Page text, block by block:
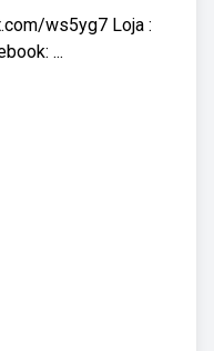
ws5yg7 Loja :
...